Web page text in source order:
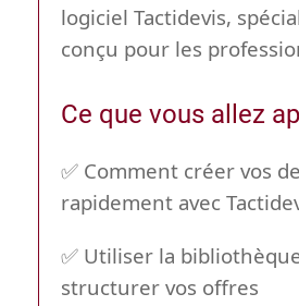
logiciel Tactidevis,
conçu pour les
Ce que vous allez
✅ Comment créer vos
rapidement avec
✅ Utiliser la
structurer vos offres